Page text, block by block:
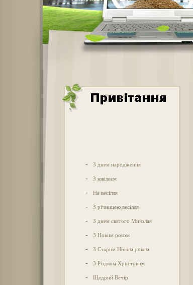
- З днем народження
- З ювілеєм
- На весілля
- З річницею весілля
- З днем святого Миколая
- З Новим роком
- З Старим Новим роком
- З Різдвом Христовим
- Щедрий Вечір